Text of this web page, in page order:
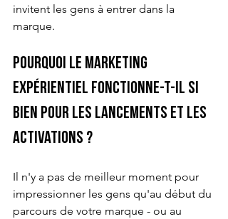
invitent les gens à entrer dans la
marque.
Pourquoi le marketing
expérientiel fonctionne-t-il si
bien pour les lancements et les
activations ?
Il n'y a pas de meilleur moment pour
impressionner les gens qu'au début du
parcours de votre marque - ou au